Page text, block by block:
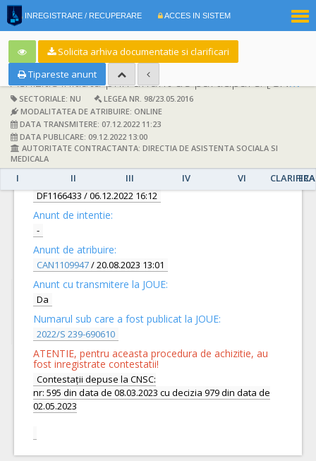
INREGISTRARE / RECUPERARE ACCES IN SISTEM
Solicita arhiva documentatie si clarificari
Tipareste anunt
Achizitie initiata prin anunt de participare:[CN1050128] -
SECTORIALE: NU
LEGEA NR. 98/23.05.2016
MODALITATEA DE ATRIBUIRE: ONLINE
DATA TRANSMITERE: 07.12.2022 11:23
DATA PUBLICARE: 09.12.2022 13:00
AUTORITATE CONTRACTANTA: DIRECTIA DE ASISTENTA SOCIALA SI
MEDICALA
I II III IV VI
DETALII
Documentatie de atribuire:
DF1166433 / 06.12.2022 16:12
Anunt de intentie:
-
Anunt de atribuire:
CAN1109947/ 20.08.2023 13:01
Anunt cu transmitere la JOUE:
Da
Numarul sub care a fost publicat la JOUE:
2022/S 239-690610
ATENTIE, pentru aceasta procedura de achizitie, au
fost inregistrate contestatii!
Contestații depuse la CNSC:
nr: 595 din data de 08.03.2023 cu decizia 979 din data de
02.05.2023